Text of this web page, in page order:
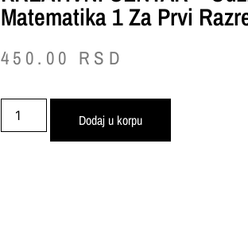
Matematika 1 Za Prvi
450.00 RSD
Dodaj u korpu